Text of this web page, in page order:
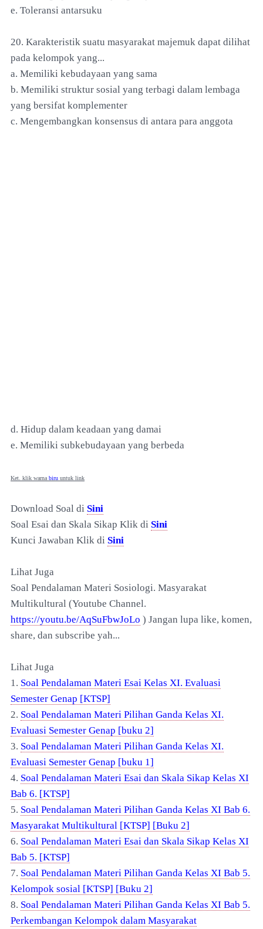
e. Toleransi antarsuku
20. Karakteristik suatu masyarakat majemuk dapat dilihat
pada kelompok yang...
a. Memiliki kebudayaan yang sama
b. Memiliki struktur sosial yang terbagi dalam lembaga
yang bersifat komplementer
c. Mengembangkan konsensus di antara para anggota
d. Hidup dalam keadaan yang damai
e. Memiliki subkebudayaan yang berbeda
Ket. klik warna biru untuk link
Download Soal di Sini
Soal Esai dan Skala Sikap Klik di Sini
Kunci Jawaban Klik di Sini
Lihat Juga
Soal Pendalaman Materi Sosiologi. Masyarakat
Multikultural (Youtube Channel.
https://youtu.be/AqSuFbwJoLo ) Jangan lupa like, komen,
share, dan subscribe yah...
Lihat Juga
1. Soal Pendalaman Materi Esai Kelas XI. Evaluasi
Semester Genap [KTSP]
2. Soal Pendalaman Materi Pilihan Ganda Kelas XI.
Evaluasi Semester Genap [buku 2]
3. Soal Pendalaman Materi Pilihan Ganda Kelas XI.
Evaluasi Semester Genap [buku 1]
4. Soal Pendalaman Materi Esai dan Skala Sikap Kelas XI
Bab 6. [KTSP]
5. Soal Pendalaman Materi Pilihan Ganda Kelas XI Bab 6.
Masyarakat Multikultural [KTSP] [Buku 2]
6. Soal Pendalaman Materi Esai dan Skala Sikap Kelas XI
Bab 5. [KTSP]
7. Soal Pendalaman Materi Pilihan Ganda Kelas XI Bab 5.
Kelompok sosial [KTSP] [Buku 2]
8. Soal Pendalaman Materi Pilihan Ganda Kelas XI Bab 5.
Perkembangan Kelompok dalam Masyarakat